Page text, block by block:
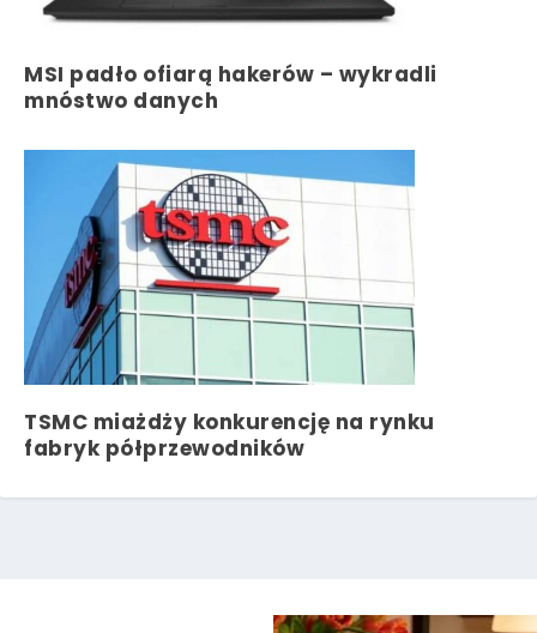
MSI padło ofiarą hakerów – wykradli
mnóstwo danych
TSMC miażdży konkurencję na rynku
fabryk półprzewodników